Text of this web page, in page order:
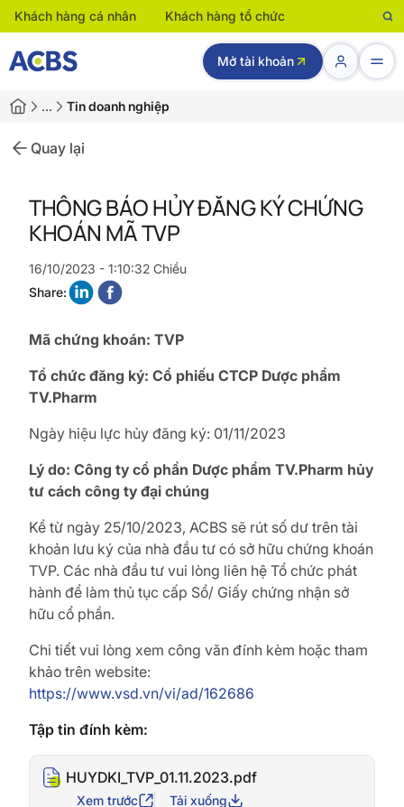
Khách hàng cá nhân Khách hàng tổ chức
Mở tài khoản
… Tin doanh nghiệp
Quay lại
THÔNG BÁO HỦY ĐĂNG KÝ CHỨNG
KHOÁN MÃ TVP
16/10/2023 - 1:10:32 Chiều
Share:
Mã chứng khoán: TVP
Tổ chức đăng ký: Cổ phiếu CTCP Dược phẩm
TV.Pharm
Ngày hiệu lực hủy đăng ký: 01/11/2023
Lý do: Công ty cổ phần Dược phẩm TV.Pharm hủy
tư cách công ty đại chúng
Kể từ ngày 25/10/2023, ACBS sẽ rút số dư trên tài
khoản lưu ký của nhà đầu tư có sở hữu chứng khoán
TVP. Các nhà đầu tư vui lòng liên hệ Tổ chức phát
hành để làm thủ tục cấp Sổ/ Giấy chứng nhận sở
hữu cổ phần.
Chi tiết vui lòng xem công văn đính kèm hoặc tham
khảo trên website:
https://www.vsd.vn/vi/ad/162686
Tập tin đính kèm:
HUYDKI_TVP_01.11.2023.pdf
Xem trước Tải xuống